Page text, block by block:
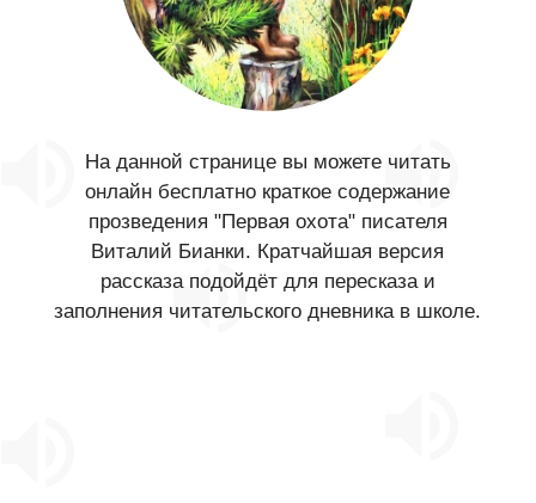
На данной странице вы можете читать
онлайн бесплатно краткое содержание
прозведения "Первая охота" писателя
Виталий Бианки. Кратчайшая версия
рассказа подойдёт для пересказа и
заполнения читательского дневника в школе.